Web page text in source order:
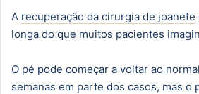
A recuperação da cirurgia de joanete
longa do que muitos pacientes
O pé pode começar a voltar ao
semanas em parte dos casos, mas o